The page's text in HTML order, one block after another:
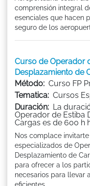
comprensión integral
esenciales que hacen
seguro de los
Curso de Operador
Desplazamiento de
Método: Curso FP
Tematica: Cursos
Duración: La
Operador de Estiba
Cargas es de 600 h
Nos complace
especializados de
Desplazamiento de
para ofrecer a los
necesarios para llevar
eficientes ...